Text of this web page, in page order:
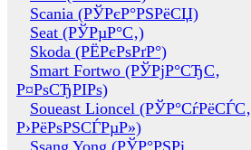
Scania (РЎРєР°РЅРёСЏ)
Seat (РЎРµР°С‚)
Skoda (РЁРєРѕРґР°)
Smart Fortwo (РЎРјР°СЂС‚
Р¤РѕСЂРІРѕ)
Soueast Lioncel (РЎР°СѓРёСЃС‚
Р›РёРѕРЅСЃРµР»)
Ssang Yong (РЎР°РЅРі